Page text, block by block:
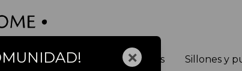
Muebles Sillas y banquetas Sillones y
×